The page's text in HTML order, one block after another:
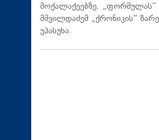
მოქალაქეებზე.
მშვილდაძემ „ქრონიკის“
უპასუხა.